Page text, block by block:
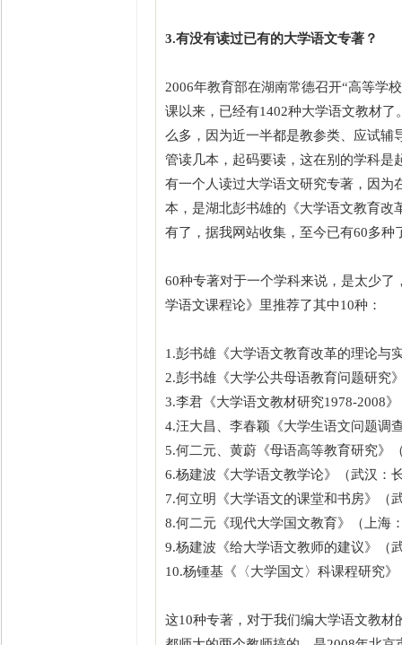
3.有没有读过已有的大学语文专著？
2006年教育部在湖南常德召开“高等学
课以来，已经有1402种大学语文教材
么多，因为近一半都是教参类、应试辅
管读几本，起码要读，这在别的学科是
有一个人读过大学语文研究专著，因为
本，是湖北彭书雄的《大学语文教育改
有了，据我网站收集，至今已有60多种
60种专著对于一个学科来说，是太少
学语文课程论》里推荐了其中10种：
1.彭书雄《大学语文教育改革的理论与
2.彭书雄《大学公共母语教育问题研究
3.李君《大学语文教材研究1978-2008
4.汪大昌、李春颖《大学生语文问题调
5.何二元、黄蔚《母语高等教育研究》
6.杨建波《大学语文教学论》（武汉：
7.何立明《大学语文的课堂和书房》（
8.何二元《现代大学国文教育》（上海
9.杨建波《给大学语文教师的建议》（
10.杨锺基《〈大学国文〉科课程研究
这10种专著，对于我们编大学语文教